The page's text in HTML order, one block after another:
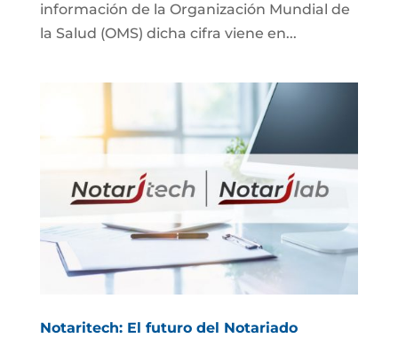
información de la Organización Mundial de
la Salud (OMS) dicha cifra viene en...
Notaritech: El futuro del Notariado